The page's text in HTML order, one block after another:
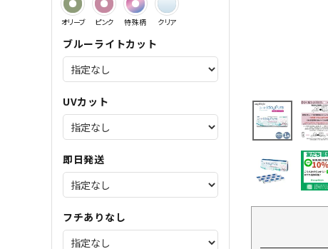
オリーブ ピンク 特殊柄 クリア
ブルーライトカット
UVカット
即日発送
フチありなし